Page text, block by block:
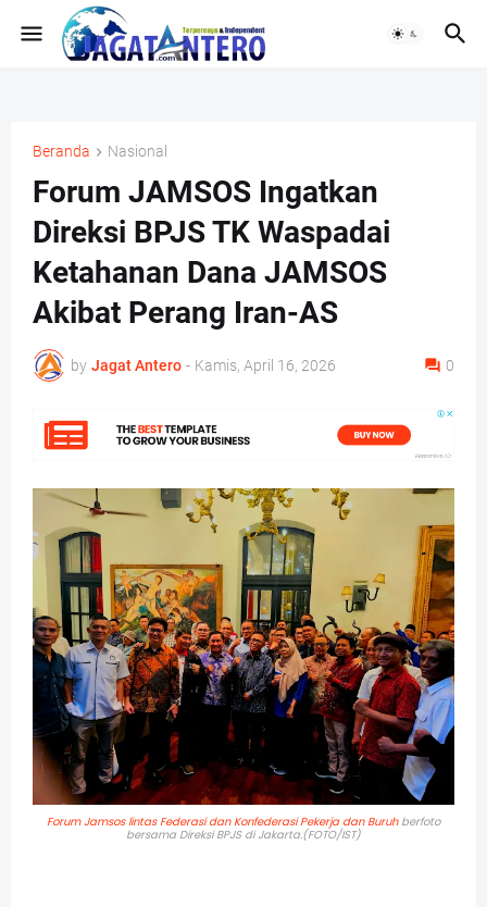
Beranda Nasional
Forum JAMSOS Ingatkan
Direksi BPJS TK Waspadai
Ketahanan Dana JAMSOS
Akibat Perang Iran-AS
by Jagat Antero - Kamis, April 16, 2026 0
Forum Jamsos lintas Federasi dan Konfederasi Pekerja dan Buruhberfoto
bersama Direksi BPJS di Jakarta.(FOTO/IST)